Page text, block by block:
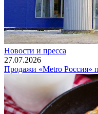
Новости и пресса
27.07.2026
Продажи «Metro Россия»